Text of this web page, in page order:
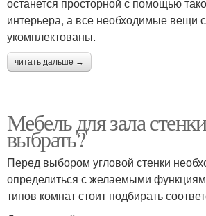
останется просторной с помощью
интерьера, а все необходимые вещи
укомплектованы.
читать дальше →
Мебель для зала
выбрать?
Перед выбором угловой стенки
определиться с желаемыми
типов комнат стоит подбирать